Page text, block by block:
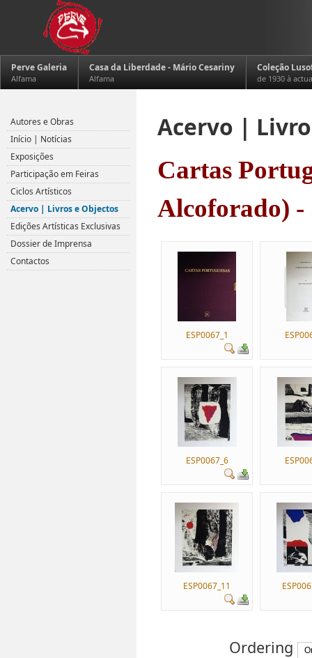
Perve Galeria
Alfama
Casa da Liberdade - Mário Cesariny
Alfama
Coleção
de 1930 à
Acervo |
Cartas
Alcoforado)
ESP0067_1
ESP0067_6
ESP0067_11
Ordering
Autores e Obras
Início | Notícias
Exposições
Participação em Feiras
Ciclos Artísticos
Acervo | Livros e Objectos
Edições Artísticas Exclusivas
Dossier de Imprensa
Contactos